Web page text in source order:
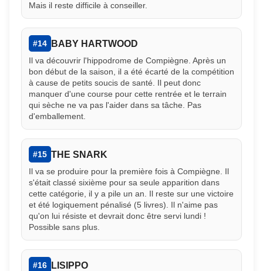
Mais il reste difficile à conseiller.
#14 BABY HARTWOOD
Il va découvrir l'hippodrome de Compiègne. Après un
bon début de la saison, il a été écarté de la compétition
à cause de petits soucis de santé. Il peut donc
manquer d'une course pour cette rentrée et le terrain
qui sèche ne va pas l'aider dans sa tâche. Pas
d'emballement.
#15 THE SNARK
Il va se produire pour la première fois à Compiègne. Il
s'était classé sixième pour sa seule apparition dans
cette catégorie, il y a pile un an. Il reste sur une victoire
et été logiquement pénalisé (5 livres). Il n'aime pas
qu'on lui résiste et devrait donc être servi lundi !
Possible sans plus.
#16 LISIPPO